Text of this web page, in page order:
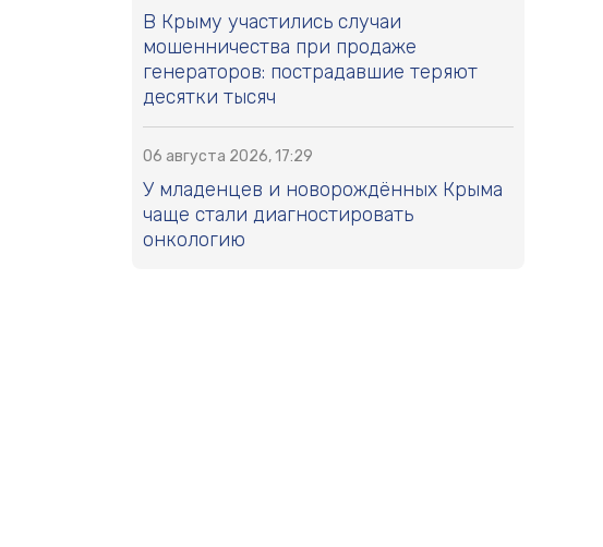
В Крыму участились случаи
мошенничества при продаже
генераторов: пострадавшие теряют
десятки тысяч
06 августа 2026, 17:29
У младенцев и новорождённых Крыма
чаще стали диагностировать
онкологию